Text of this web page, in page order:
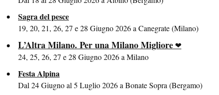
Sagra del pesce
19, 20, 21, 26, 27 e 28 Giugno 2026 a Canegrate (Milano)
L’Altra Milano. Per una Milano Migliore
24, 25, 26, 27 e 28 Giugno 2026 a Milano
Festa Alpina
Dal 24 Giugno al 5 Luglio 2026 a Bonate Sopra (Bergamo)